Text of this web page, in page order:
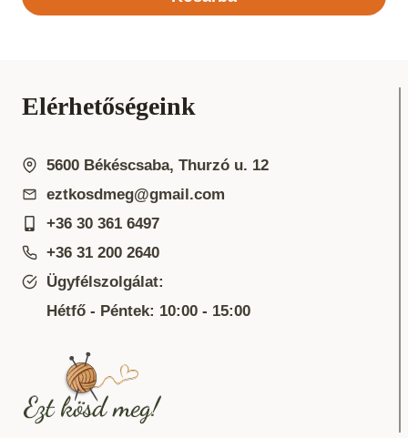
Elérhetőségeink
5600 Békéscsaba, Thurzó u. 12
eztkosdmeg@gmail.com
+36 30 361 6497
+36 31 200 2640
Ügyfélszolgálat:
Hétfő - Péntek: 10:00 - 15:00